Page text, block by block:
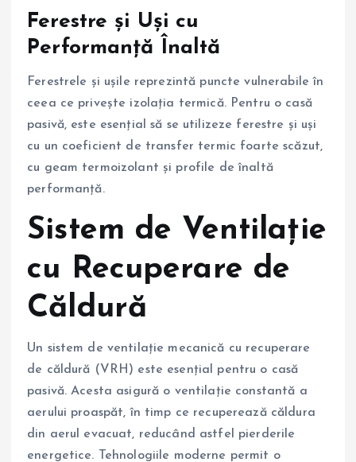
Ferestre și Uși cu
Performanță Înaltă
Ferestrele și ușile reprezintă puncte vulnerabile în
ceea ce privește izolația termică. Pentru o casă
pasivă, este esențial să se utilizeze ferestre și uși
cu un coeficient de transfer termic foarte scăzut,
cu geam termoizolant și profile de înaltă
performanță.
Sistem de Ventilație
cu Recuperare de
Căldură
Un sistem de ventilație mecanică cu recuperare
de căldură (VRH) este esențial pentru o casă
pasivă. Acesta asigură o ventilație constantă a
aerului proaspăt, în timp ce recuperează căldura
din aerul evacuat, reducând astfel pierderile
energetice. Tehnologiile moderne permit o